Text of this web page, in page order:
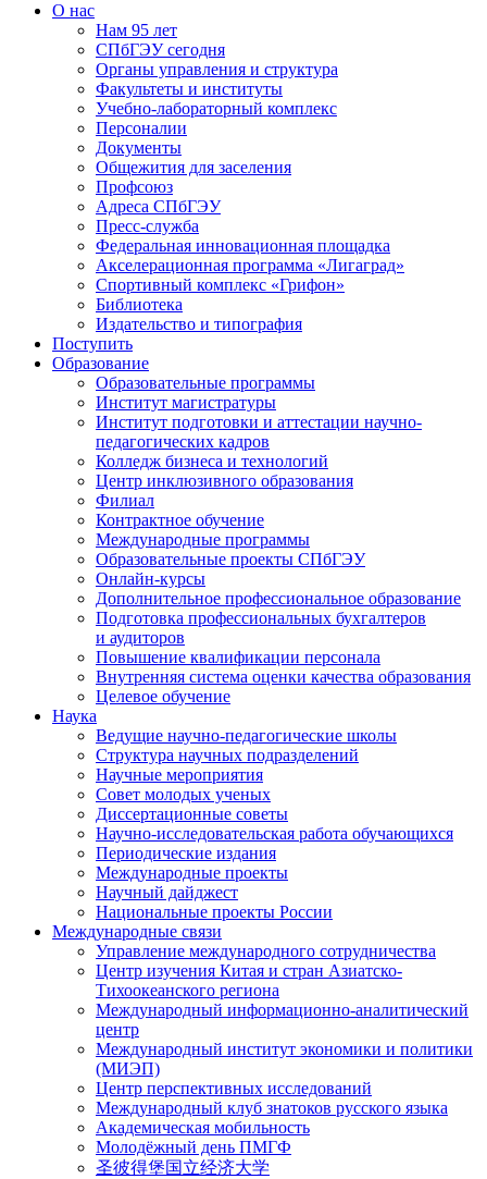
О нас
Нам 95 лет
СПбГЭУ сегодня
Органы управления и структура
Факультеты и институты
Учебно-лабораторный комплекс
Персоналии
Документы
Общежития для заселения
Профсоюз
Адреса СПбГЭУ
Пресс-служба
Федеральная инновационная площадка
Акселерационная программа «Лигаград»­­
Спортивный комплекс «Грифон»
Библиотека
Издательство и типография
Поступить
Образование
Образовательные программы
Институт магистратуры
Институт подготовки и аттестации научно-
педагогических кадров
Колледж бизнеса и технологий
Центр инклюзивного образования
Филиал
Контрактное обучение
Международные программы
Образовательные проекты СПбГЭУ
Онлайн-курсы
Дополнительное профессиональное образование
Подготовка профессиональных бухгалтеров
и аудиторов
Повышение квалификации персонала
Внутренняя система оценки качества образования
Целевое обучение
Наука
Ведущие научно-педагогические школы
Структура научных подразделений
Научные мероприятия
Совет молодых ученых
Диссертационные советы
Научно-исследовательская работа обучающихся
Периодические издания
Международные проекты
Научный дайджест
Национальные проекты России
Международные связи
Управление международного сотрудничества
Центр изучения Китая и стран Азиатско-
Тихоокеанского региона
Международный информационно-аналитический
центр
Международный институт экономики и политики
(МИЭП)
Центр перспективных исследований
Международный клуб знатоков русского языка
Академическая мобильность
Молодёжный день ПМГФ
圣彼得堡国立经济大学